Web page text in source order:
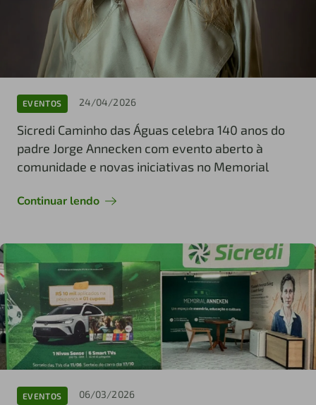
EVENTOS 24/04/2026
Sicredi Caminho das Águas celebra 140 anos do
padre Jorge Annecken com evento aberto à
comunidade e novas iniciativas no Memorial
Continuar lendo
EVENTOS 06/03/2026